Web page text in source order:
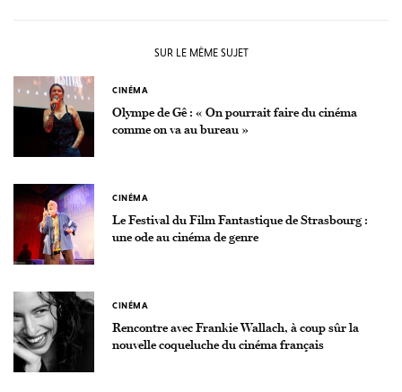
SUR LE MÊME SUJET
CINÉMA
Olympe de Gê : « On pourrait faire du cinéma
comme on va au bureau »
CINÉMA
Le Festival du Film Fantastique de Strasbourg :
une ode au cinéma de genre
CINÉMA
Rencontre avec Frankie Wallach, à coup sûr la
nouvelle coqueluche du cinéma français